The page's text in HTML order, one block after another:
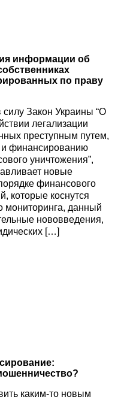
информации об
по праву
силу Закон Украины “О
легализации
преступным путем,
финансированию
уничтожения”,
новые
финансового
которые коснутся
мониторинга, данный
нововведения,
[…]
каким-то новым